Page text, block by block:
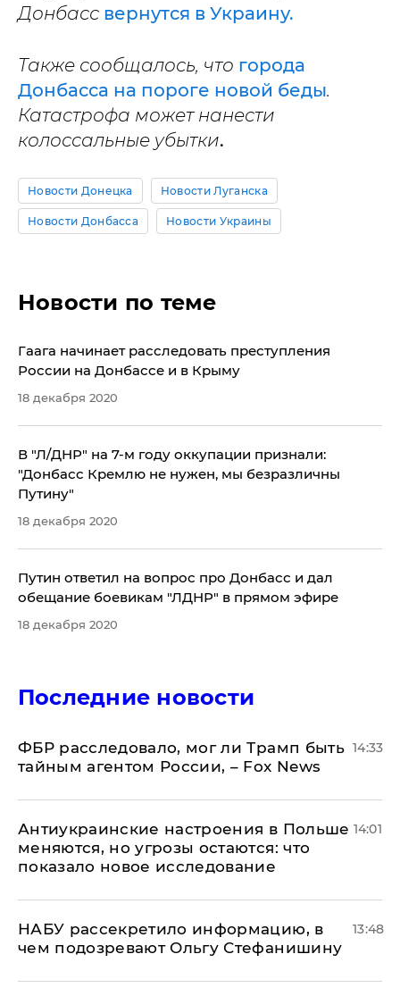
Донбасс вернутся в Украину.
Также сообщалось, что города
Донбасса на пороге новой беды.
Катастрофа может нанести
колоссальные убытки.
Новости Донецка Новости Луганска
Новости Донбасса Новости Украины
Новости по теме
Гаага начинает расследовать преступления
России на Донбассе и в Крыму
18 декабря 2020
​В "Л/ДНР" на 7-м году оккупации признали:
"Донбасс Кремлю не нужен, мы безразличны
Путину"
18 декабря 2020
Путин ответил на вопрос про Донбасс и дал
обещание боевикам "ЛДНР" в прямом эфире
18 декабря 2020
Последние новости
ФБР расследовало, мог ли Трамп быть
тайным агентом России, – Fox News
14:33
Антиукраинские настроения в Польше
меняются, но угрозы остаются: что
показало новое исследование
14:01
НАБУ рассекретило информацию, в
чем подозревают Ольгу Стефанишину
13:48